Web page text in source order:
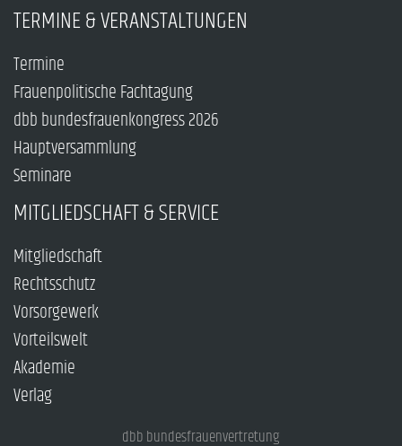
TERMINE & VERANSTALTUNGEN
Termine
Frauenpolitische Fachtagung
dbb bundesfrauenkongress 2026
Hauptversammlung
Seminare
MITGLIEDSCHAFT & SERVICE
Mitgliedschaft
Rechtsschutz
Vorsorgewerk
Vorteilswelt
Akademie
Verlag
dbb bundesfrauenvertretung